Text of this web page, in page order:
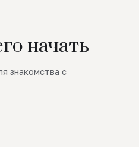
начать
знакомства с